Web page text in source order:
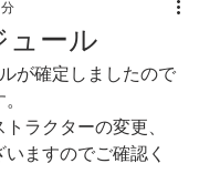
ュール
が確定しましたので
ラクターの変更、
ますのでご確認く